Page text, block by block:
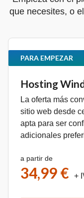
que necesites, o
PARA EMPEZAR
Hosting
La oferta más
sitio web desde
apta para ser
adicionales
a partir de
34,99 € +